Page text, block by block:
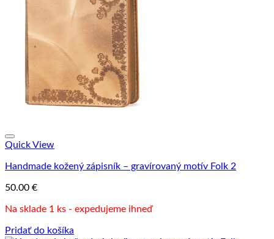
Quick View
Handmade kožený zápisník – gravírovaný motív Folk 2
50.00 €
Na sklade 1 ks - expedujeme ihneď
Pridať do košíka